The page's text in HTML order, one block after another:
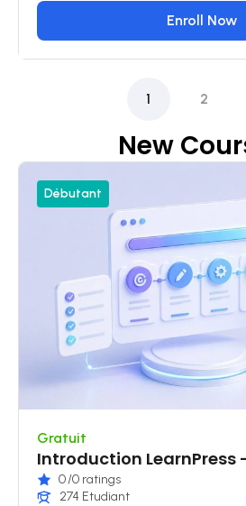
Enroll Now
1 2
New
Débutant
Gratuit
Introduction LearnPress
0/0 ratings
274 Etudiant